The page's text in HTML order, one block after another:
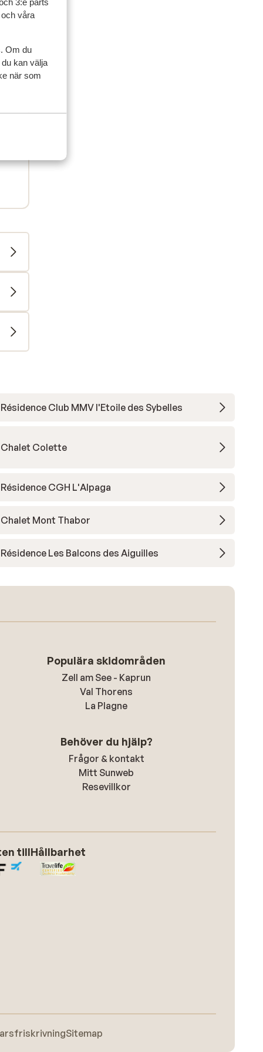
våra
Om du
kan välja
när som
Résidence Club MMV l'Etoile des Sybelles
Chalet Colette
Résidence CGH L'Alpaga
Chalet Mont Thabor
Résidence Les Balcons des Aiguilles
Populära skidområden
Zell am See - Kaprun
Val Thorens
La Plagne
Behöver du hjälp?
Frågor & kontakt
Mitt Sunweb
Resevillkor
tillHållbarhet
Sitemap